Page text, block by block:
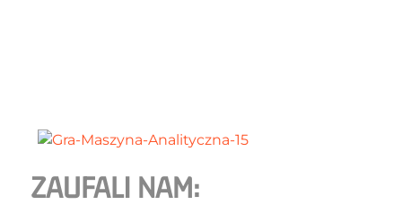
ZAUFALI NAM: